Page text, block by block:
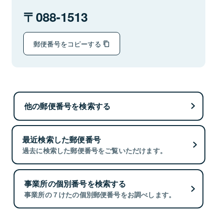
088-1513
郵便番号をコピーする
他の郵便番号を検索する
最近検索した郵便番号
過去に検索した郵便番号をご覧いただけます。
事業所の個別番号を検索する
事業所の７けたの個別郵便番号をお調べします。